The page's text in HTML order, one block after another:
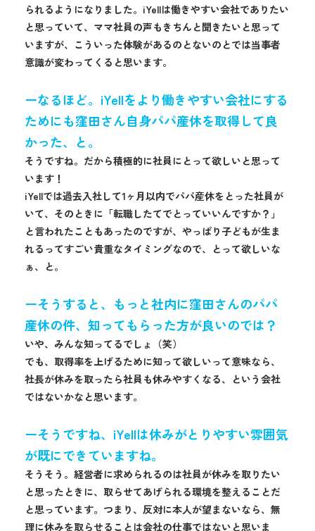
られるようになりました。iYellは働きやすい会社でありたい
と思っていて、ママ社員の声もきちんと聞きたいと思って
いますが、こういった体験があるのとないのとでは当事者
意識が変わってくると思います。
ーなるほど。iYellをより働きやすい会社にする
ためにも窪田さん自身パパ産休を取得して良
かった、と。
そうですね。だから積極的に社員にとって欲しいと思って
います！
iYellでは過去入社して1ヶ月以内でパパ産休をとった社員が
いて、そのときに「転職したてでとっていいんですか？」
と言われたこともあったのですが、やっぱり子どもが生ま
れるってすごい貴重なタイミングなので、とって欲しいな
ぁ、と。
ーそうすると、もっと社内に窪田さんのパパ
産休の件、知ってもらった方が良いのでは？
いや、みんな知ってるでしょ（笑）
でも、取得率を上げるために知って欲しいって意味なら、
社長が休みを取ったら社員も休みやすくなる、という会社
ではないかなと思います。
ーそうですね、iYellは休みがとりやすい雰囲気
が既にできていますね。
そうそう。経営者に求められるのは社員が休みを取りたい
と思ったときに、取らせてあげられる環境を整えることだ
と思っています。つまり、反対に本人が望まないなら、無
理に休みを取らせることは会社の仕事ではないと思いま